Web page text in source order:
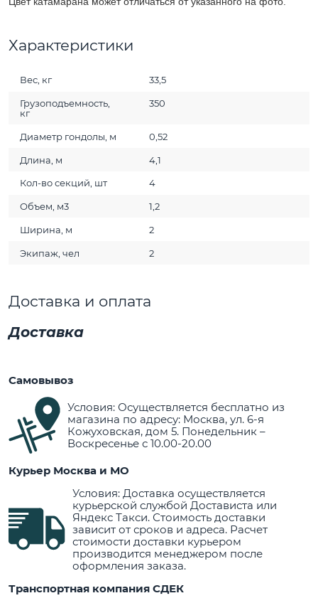
Характеристики
Вес, кг 33,5
Грузоподъемность,
кг
350
Диаметр гондолы, м 0,52
Длина, м 4,1
Кол-во секций, шт 4
Объем, м3 1,2
Ширина, м 2
Экипаж, чел 2
Доставка и оплата
Доставка
Самовывоз
Условия: Осуществляется бесплатно из
магазина по адресу: Москва, ул. 6-я
Кожуховская, дом 5. Понедельник –
Воскресенье с 10.00-20.00
Курьер Москва и МО
Условия: Доставка осуществляется
курьерской службой Достависта или
Яндекс Такси. Стоимость доставки
зависит от сроков и адреса. Расчет
стоимости доставки курьером
производится менеджером после
оформления заказа.
Транспортная компания СДЕК